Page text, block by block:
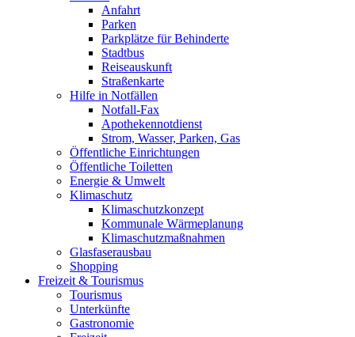
Anfahrt
Parken
Parkplätze für Behinderte
Stadtbus
Reiseauskunft
Straßenkarte
Hilfe in Notfällen
Notfall-Fax
Apothekennotdienst
Strom, Wasser, Parken, Gas
Öffentliche Einrichtungen
Öffentliche Toiletten
Energie & Umwelt
Klimaschutz
Klimaschutzkonzept
Kommunale Wärmeplanung
Klimaschutzmaßnahmen
Glasfaserausbau
Shopping
Freizeit & Tourismus
Tourismus
Unterkünfte
Gastronomie